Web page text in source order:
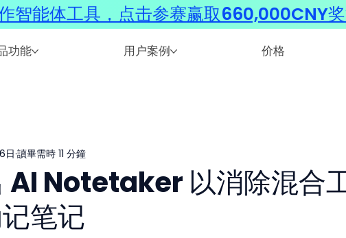
功能 用户案例 价格
AI Notetaker 以消除混合
笔记
日 讀畢需時 11 分鐘
智能体工具，点击参赛赢取660,000CNY